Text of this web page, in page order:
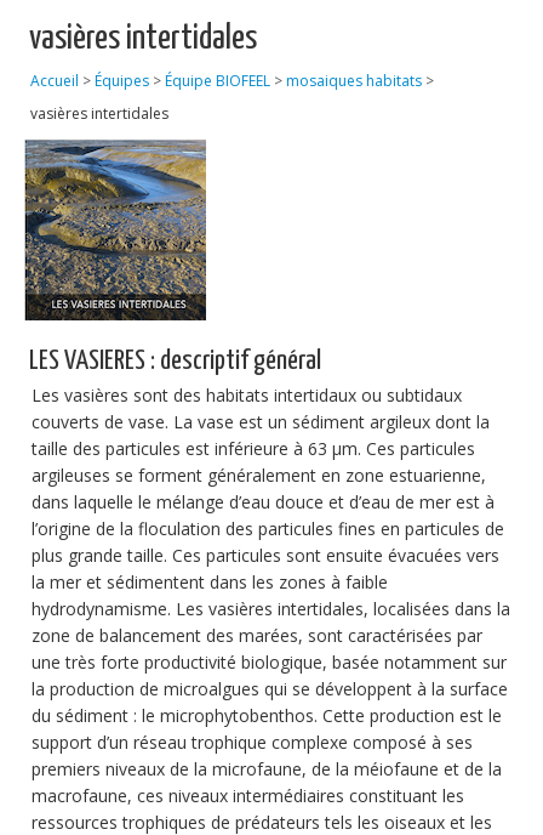
Équipes
Réseaux
Publications
Soutien technique
Données
Emplois/Stages/Formations
Actualités
vasières intertidales
Accueil >Équipes >Équipe BIOFEEL >mosaiques habitats >
vasières intertidales
LES VASIERES : descriptif général
Les vasières sont des habitats intertidaux ou subtidaux
couverts de vase. La vase est un sédiment argileux dont la
taille des particules est inférieure à 63 µm. Ces particules
argileuses se forment généralement en zone estuarienne,
dans laquelle le mélange d’eau douce et d’eau de mer est à
l’origine de la floculation des particules fines en particules de
plus grande taille. Ces particules sont ensuite évacuées vers
la mer et sédimentent dans les zones à faible
hydrodynamisme. Les vasières intertidales, localisées dans la
zone de balancement des marées, sont caractérisées par
une très forte productivité biologique, basée notamment sur
la production de microalgues qui se développent à la surface
du sédiment : le microphytobenthos. Cette production est le
support d’un réseau trophique complexe composé à ses
premiers niveaux de la microfaune, de la méiofaune et de la
macrofaune, ces niveaux intermédiaires constituant les
ressources trophiques de prédateurs tels les oiseaux et les